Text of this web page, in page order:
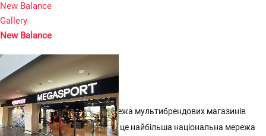
New Balance
Gallery
New Balance

MEGASPORT
MEGASPORT, національна мережа мультибрендових магазинів
одягу та взуття MEGASPORT – це найбільша національна мережа